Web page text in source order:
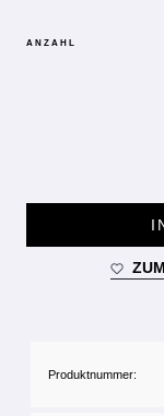
ANZAHL
Produktnummer: